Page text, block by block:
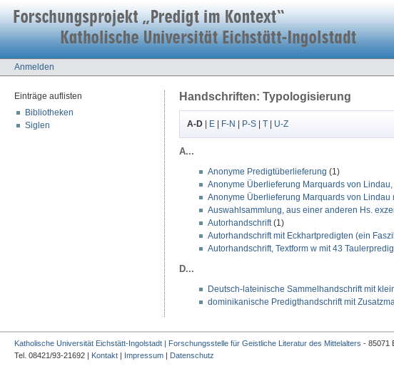
Anmelden
Einträge auflisten
Bibliotheken
Siglen
Handschriften: Typologisierung
A-D E F-N P-S T U-Z
A...
Anonyme Predigtüberlieferung (1)
Anonyme Überlieferung Marquards von
Anonyme Überlieferung Marquards von
Auswahlsammlung, aus einer anderen Hs.
Autorhandschrift(1)
Autorhandschrift mit Eckhartpredigten (ein
Autorhandschrift, Textform w mit 43
D...
Deutsch-lateinische Sammelhandschrift mit
dominikanische Predigthandschrift mit
Katholische Universität Eichstätt-Ingolstadt | Forschungsstelle für Geistliche Literatur des Mittelalters - 85071
Tel. 08421/93-21692 | Kontakt | Impressum | Datenschutz